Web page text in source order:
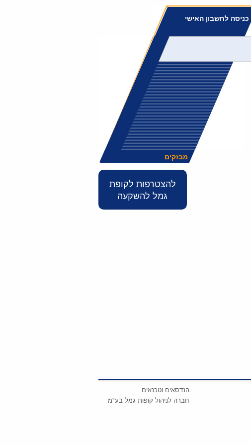
כניסה לחשבון האישי
מבזקים
להצטרפות לקופת
גמל להשקעה
הנדסאים וטכנאים
חברה לניהול קופות גמל בע"מ